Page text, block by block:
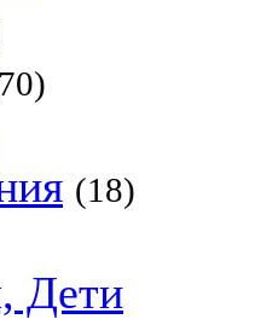
(18)
Дети